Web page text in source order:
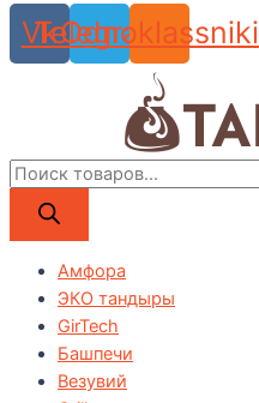
Vk
Telegram
Odnoklassniki
Поиск
товаров
Амфора
ЭКО тандыры
GirTech
Башпечи
Везувий